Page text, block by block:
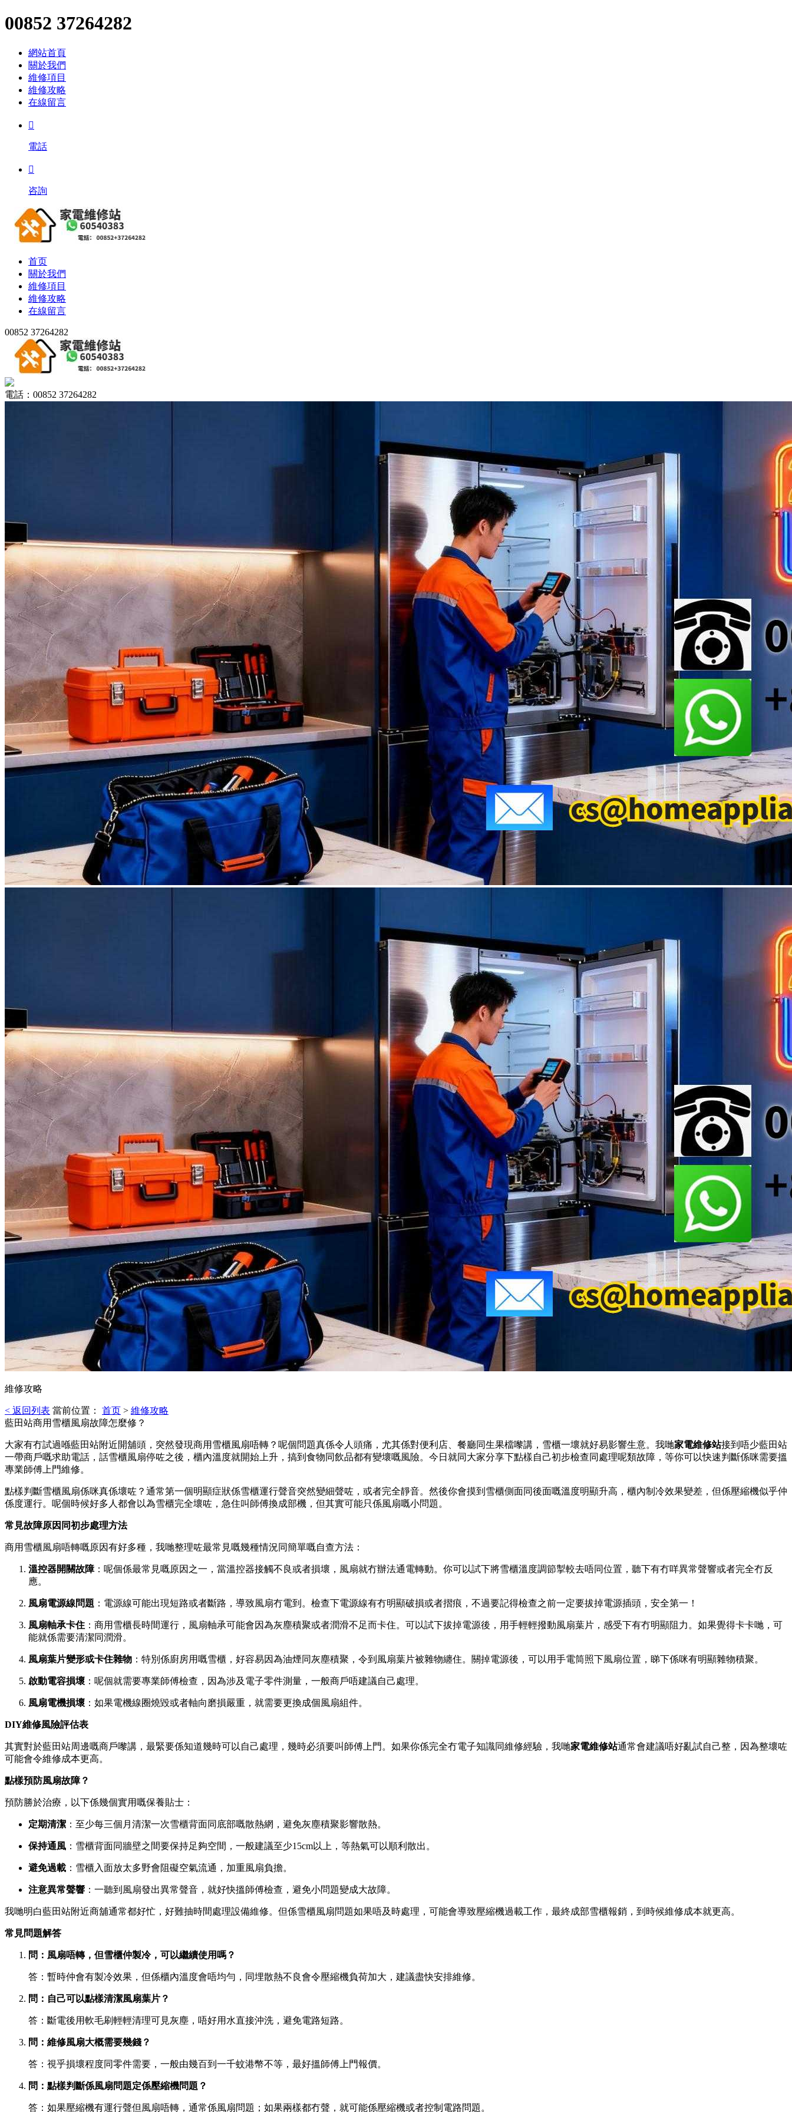
00852 37264282
網站首頁
關於我們
維修項目
維修攻略
在線留言

電話

咨詢
首页
關於我們
維修項目
維修攻略
在線留言
00852 37264282
電話：00852 37264282
維修攻略
< 返回列表 當前位置： 首页 > 維修攻略
藍田站商用雪櫃風扇故障怎麼修？
大家有冇試過喺藍田站附近開舖頭，突然發現商用雪櫃風扇唔轉？呢個問題真係令人頭痛，尤其係對便利店、餐廳同生果檔嚟講，雪櫃一壞就好易影響生意。我哋家電維修站接到唔少藍田站
一帶商戶嘅求助電話，話雪櫃風扇停咗之後，櫃內溫度就開始上升，搞到食物同飲品都有變壞嘅風險。今日就同大家分享下點樣自己初步檢查同處理呢類故障，等你可以快速判斷係咪需要搵
專業師傅上門維修。
點樣判斷雪櫃風扇係咪真係壞咗？通常第一個明顯症狀係雪櫃運行聲音突然變細聲咗，或者完全靜音。然後你會摸到雪櫃側面同後面嘅溫度明顯升高，櫃內制冷效果變差，但係壓縮機似乎仲
係度運行。呢個時候好多人都會以為雪櫃完全壞咗，急住叫師傅換成部機，但其實可能只係風扇嘅小問題。
常見故障原因同初步處理方法
商用雪櫃風扇唔轉嘅原因有好多種，我哋整理咗最常見嘅幾種情況同簡單嘅自查方法：
溫控器開關故障：呢個係最常見嘅原因之一，當溫控器接觸不良或者損壞，風扇就冇辦法通電轉動。你可以試下將雪櫃溫度調節掣較去唔同位置，聽下有冇咩異常聲響或者完全冇反
應。
風扇電源線問題 ：電源線可能出現短路或者斷路，導致風扇冇電到。檢查下電源線有冇明顯破損或者摺痕，不過要記得檢查之前一定要拔掉電源插頭，安全第一！
風扇軸承卡住 ：商用雪櫃長時間運行，風扇軸承可能會因為灰塵積聚或者潤滑不足而卡住。可以試下拔掉電源後，用手輕輕撥動風扇葉片，感受下有冇明顯阻力。如果覺得卡卡哋，可
能就係需要清潔同潤滑。
風扇葉片變形或卡住雜物 ：特別係廚房用嘅雪櫃，好容易因為油煙同灰塵積聚，令到風扇葉片被雜物纏住。關掉電源後，可以用手電筒照下風扇位置，睇下係咪有明顯雜物積聚。
啟動電容損壞 ：呢個就需要專業師傅檢查，因為涉及電子零件測量，一般商戶唔建議自己處理。
風扇電機損壞 ：如果電機線圈燒毀或者軸向磨損嚴重，就需要更換成個風扇組件。
DIY維修風險評估表
其實對於藍田站周邊嘅商戶嚟講，最緊要係知道幾時可以自己處理，幾時必須要叫師傅上門。如果你係完全冇電子知識同維修經驗，我哋家電維修站通常會建議唔好亂試自己整，因為整壞咗
可能會令維修成本更高。
點樣預防風扇故障？
預防勝於治療，以下係幾個實用嘅保養貼士：
定期清潔 ：至少每三個月清潔一次雪櫃背面同底部嘅散熱網，避免灰塵積聚影響散熱。
保持通風 ：雪櫃背面同牆壁之間要保持足夠空間，一般建議至少15cm以上，等熱氣可以順利散出。
避免過載 ：雪櫃入面放太多野會阻礙空氣流通，加重風扇負擔。
注意異常聲響 ：一聽到風扇發出異常聲音，就好快搵師傅檢查，避免小問題變成大故障。
我哋明白藍田站附近商舖通常都好忙，好難抽時間處理設備維修。但係雪櫃風扇問題如果唔及時處理，可能會導致壓縮機過載工作，最終成部雪櫃報銷，到時候維修成本就更高。
常見問題解答
問：風扇唔轉，但雪櫃仲製冷，可以繼續使用嗎？
答：暫時仲會有製冷效果，但係櫃內溫度會唔均勻，同埋散熱不良會令壓縮機負荷加大，建議盡快安排維修。
問：自己可以點樣清潔風扇葉片？
答：斷電後用軟毛刷輕輕清理可見灰塵，唔好用水直接沖洗，避免電路短路。
問：維修風扇大概需要幾錢？
答：視乎損壞程度同零件需要，一般由幾百到一千蚊港幣不等，最好搵師傅上門報價。
問：點樣判斷係風扇問題定係壓縮機問題？
答：如果壓縮機有運行聲但風扇唔轉，通常係風扇問題；如果兩樣都冇聲，就可能係壓縮機或者控制電路問題。